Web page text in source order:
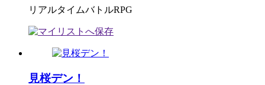
リアルタイムバトルRPG
見桜デン！